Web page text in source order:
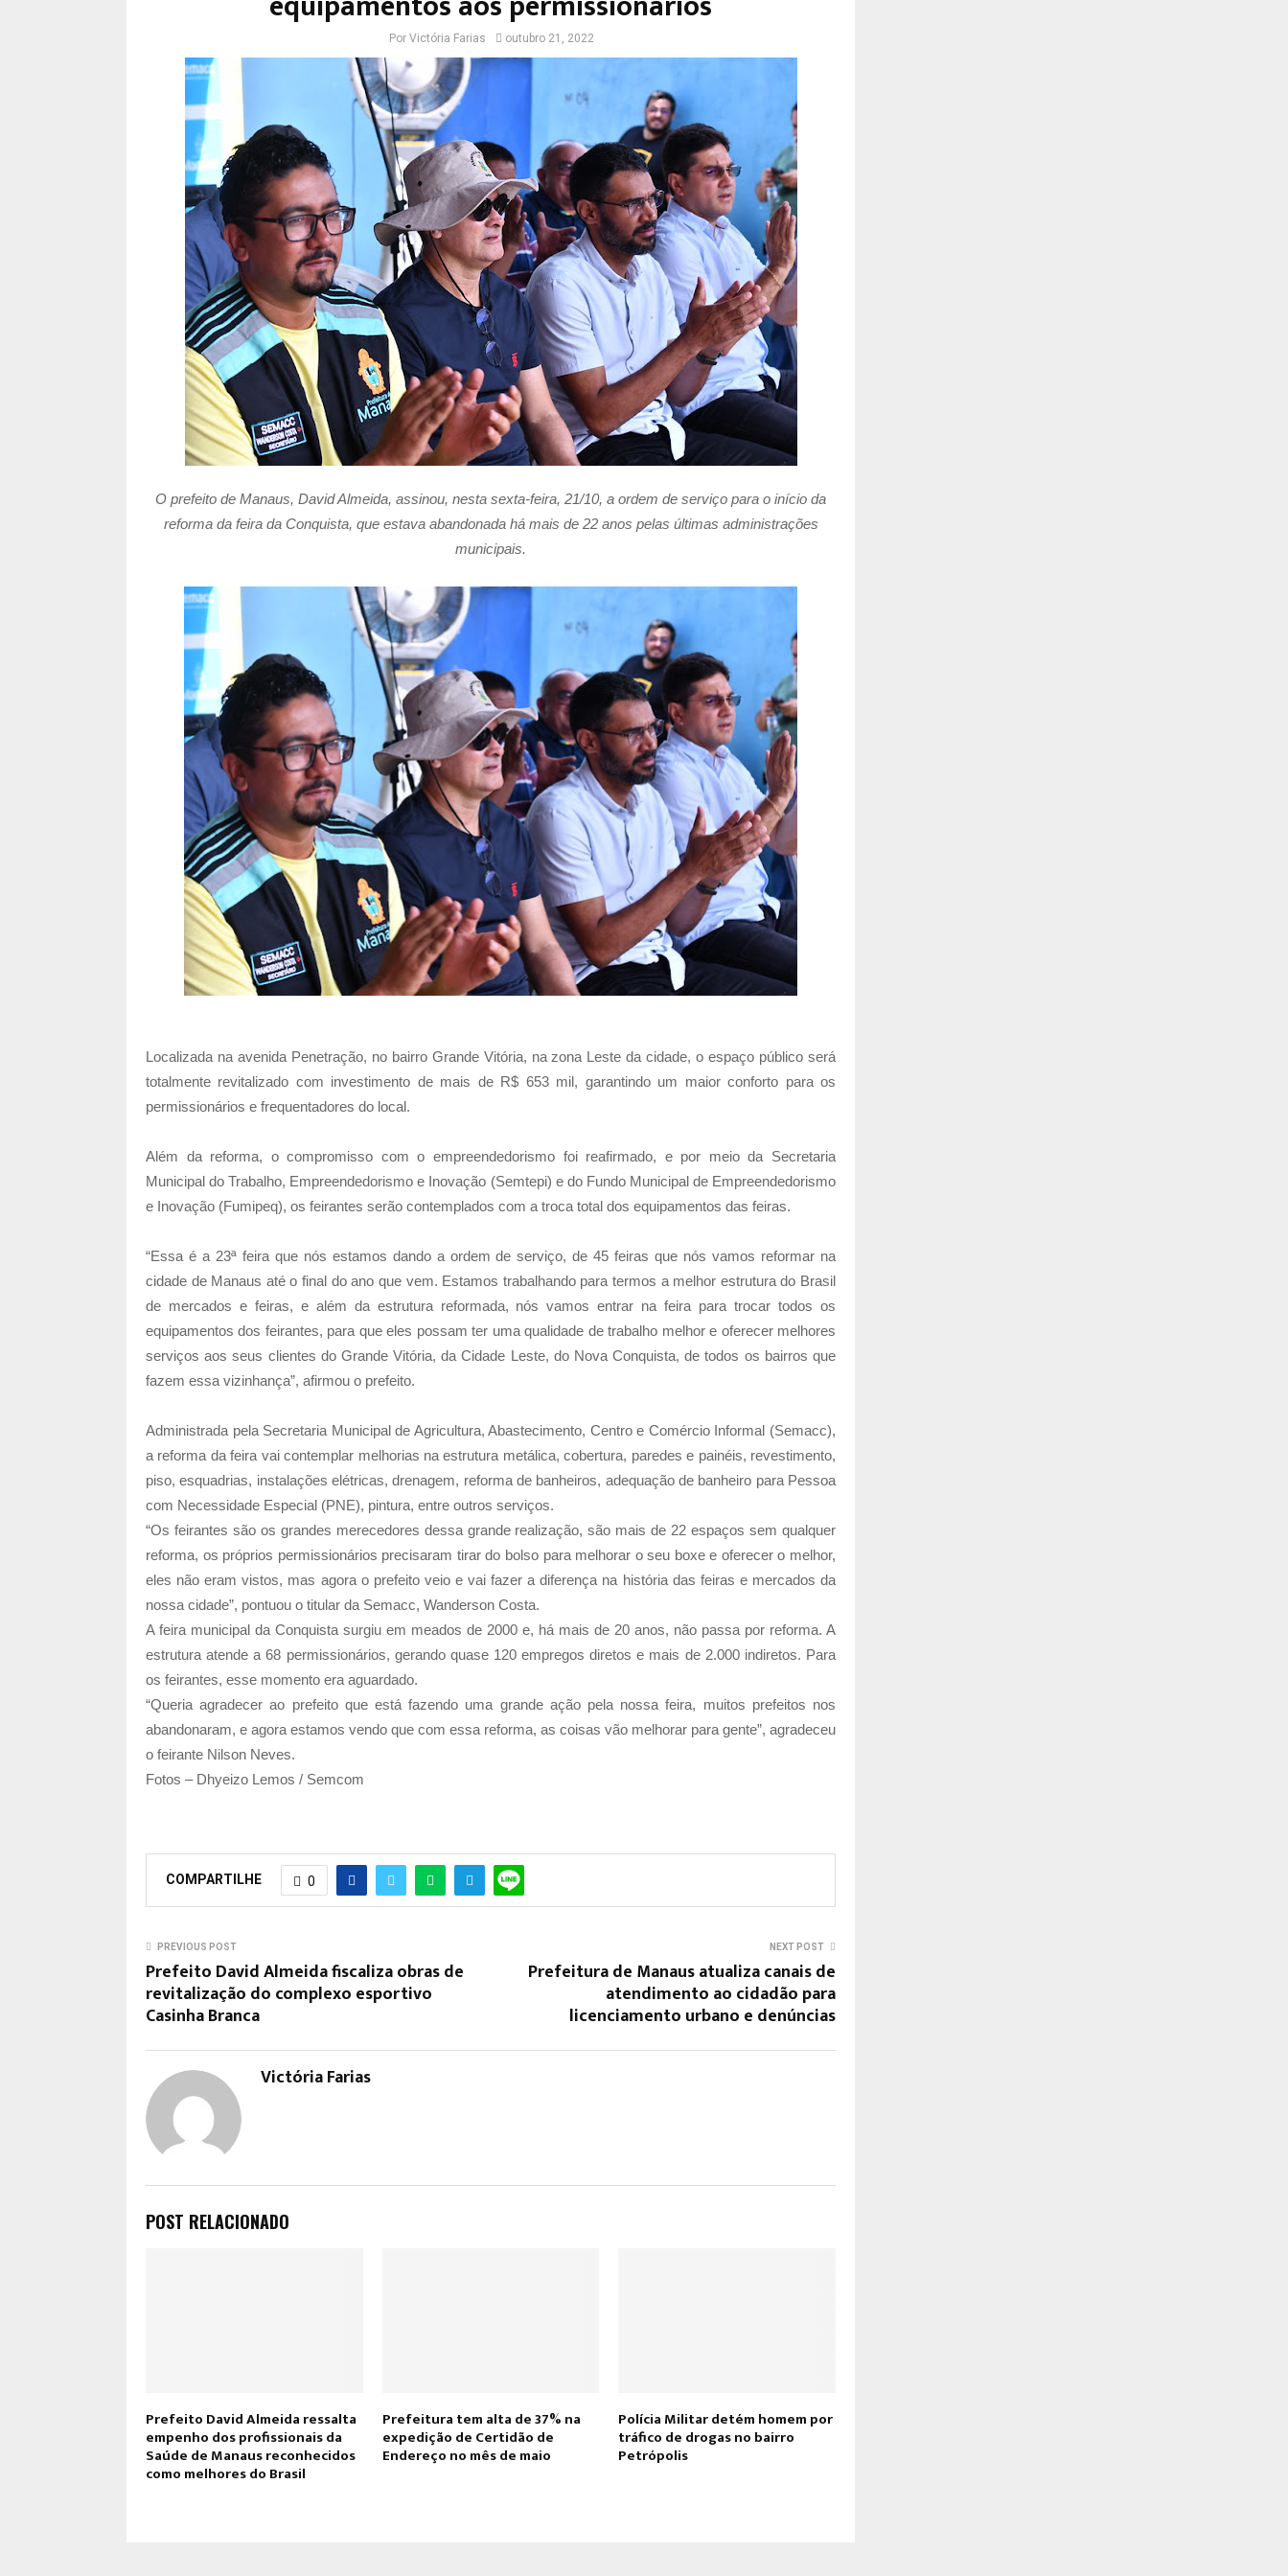
Por Victória Farias outubro 21, 2022
O prefeito de Manaus, David Almeida, assinou, nesta sexta-feira, 21/10, a ordem de serviço para o início da
reforma da feira da Conquista, que estava abandonada há mais de 22 anos pelas últimas administrações
municipais.
Localizada na avenida Penetração, no bairro Grande Vitória, na zona Leste da cidade, o espaço público será
totalmente revitalizado com investimento de mais de R$ 653 mil, garantindo um maior conforto para os
permissionários e frequentadores do local.
Além da reforma, o compromisso com o empreendedorismo foi reafirmado, e por meio da Secretaria
Municipal do Trabalho, Empreendedorismo e Inovação (Semtepi) e do Fundo Municipal de Empreendedorismo
e Inovação (Fumipeq), os feirantes serão contemplados com a troca total dos equipamentos das feiras.
“Essa é a 23ª feira que nós estamos dando a ordem de serviço, de 45 feiras que nós vamos reformar na
cidade de Manaus até o final do ano que vem. Estamos trabalhando para termos a melhor estrutura do Brasil
de mercados e feiras, e além da estrutura reformada, nós vamos entrar na feira para trocar todos os
equipamentos dos feirantes, para que eles possam ter uma qualidade de trabalho melhor e oferecer melhores
serviços aos seus clientes do Grande Vitória, da Cidade Leste, do Nova Conquista, de todos os bairros que
fazem essa vizinhança”, afirmou o prefeito.
Administrada pela Secretaria Municipal de Agricultura, Abastecimento, Centro e Comércio Informal (Semacc),
a reforma da feira vai contemplar melhorias na estrutura metálica, cobertura, paredes e painéis, revestimento,
piso, esquadrias, instalações elétricas, drenagem, reforma de banheiros, adequação de banheiro para Pessoa
com Necessidade Especial (PNE), pintura, entre outros serviços.
“Os feirantes são os grandes merecedores dessa grande realização, são mais de 22 espaços sem qualquer
reforma, os próprios permissionários precisaram tirar do bolso para melhorar o seu boxe e oferecer o melhor,
eles não eram vistos, mas agora o prefeito veio e vai fazer a diferença na história das feiras e mercados da
nossa cidade”, pontuou o titular da Semacc, Wanderson Costa.
A feira municipal da Conquista surgiu em meados de 2000 e, há mais de 20 anos, não passa por reforma. A
estrutura atende a 68 permissionários, gerando quase 120 empregos diretos e mais de 2.000 indiretos. Para
os feirantes, esse momento era aguardado.
“Queria agradecer ao prefeito que está fazendo uma grande ação pela nossa feira, muitos prefeitos nos
abandonaram, e agora estamos vendo que com essa reforma, as coisas vão melhorar para gente”, agradeceu
o feirante Nilson Neves.
Fotos – Dhyeizo Lemos / Semcom
COMPARTILHE 0
PREVIOUS POST
Prefeito David Almeida fiscaliza obras de
revitalização do complexo esportivo
Casinha Branca
NEXT POST
Prefeitura de Manaus atualiza canais de
atendimento ao cidadão para
licenciamento urbano e denúncias
Victória Farias
POST RELACIONADO
Prefeito David Almeida ressalta
empenho dos profissionais da
Saúde de Manaus reconhecidos
como melhores do Brasil
Prefeitura tem alta de 37% na
expedição de Certidão de
Endereço no mês de maio
Polícia Militar detém homem por
tráfico de drogas no bairro
Petrópolis